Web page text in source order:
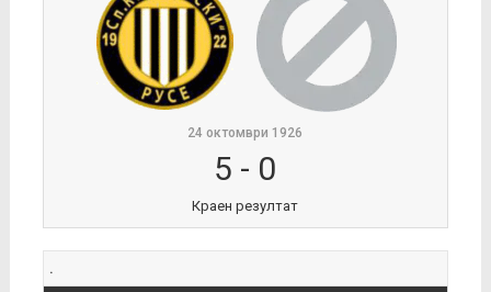
24 октомври 1926
5 - 0
Краен резултат
.